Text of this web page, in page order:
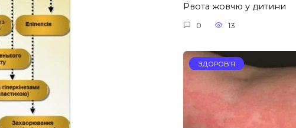
Рвота жовчю у дитини
0 13
ЗДОРОВ’Я